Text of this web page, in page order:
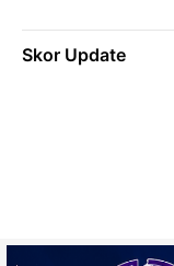
Skor Update